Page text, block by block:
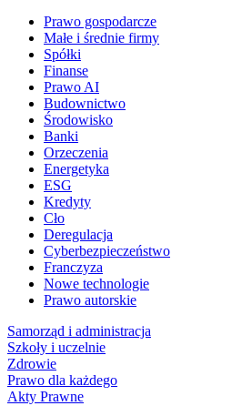
Prawo gospodarcze
Małe i średnie firmy
Spółki
Finanse
Prawo AI
Budownictwo
Środowisko
Banki
Orzeczenia
Energetyka
ESG
Kredyty
Cło
Deregulacja
Cyberbezpieczeństwo
Franczyza
Nowe technologie
Prawo autorskie
Samorząd i administracja
Szkoły i uczelnie
Zdrowie
Prawo dla każdego
Akty Prawne